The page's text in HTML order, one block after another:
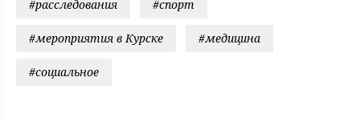
#расследования #спорт
#мероприятия в Курске #медицина
#социальное